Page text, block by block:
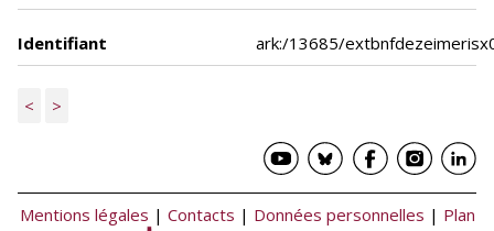
Identifiant ark:/13685/
< >
Mentions légales | Contacts | Données personnelles | Plan